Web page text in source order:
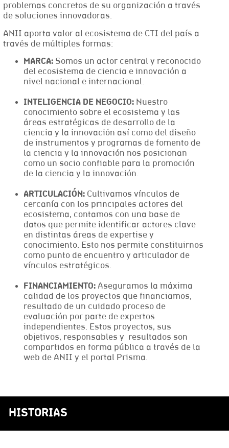
problemas concretos de su organización a través
de soluciones innovadoras.
ANII aporta valor al ecosistema de CTI del país a
través de múltiples formas:
MARCA: Somos un actor central y reconocido
del ecosistema de ciencia e innovación a
nivel nacional e internacional.
INTELIGENCIA DE NEGOCIO: Nuestro
conocimiento sobre el ecosistema y las
áreas estratégicas de desarrollo de la
ciencia y la innovación así como del diseño
de instrumentos y programas de fomento de
la ciencia y la innovación nos posicionan
como un socio confiable para la promoción
de la ciencia y la innovación.
ARTICULACIÓN: Cultivamos vínculos de
cercanía con los principales actores del
ecosistema, contamos con una base de
datos que permite identificar actores clave
en distintas áreas de expertise y
conocimiento. Esto nos permite constituirnos
como punto de encuentro y articulador de
vínculos estratégicos.
FINANCIAMIENTO: Aseguramos la máxima
calidad de los proyectos que financiamos,
resultado de un cuidado proceso de
evaluación por parte de expertos
independientes. Estos proyectos, sus
objetivos, responsables y resultados son
compartidos en forma pública a través de la
web de ANII y el portal Prisma.
HISTORIAS